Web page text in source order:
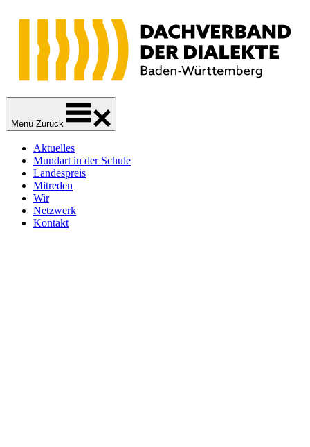
Navigation
Inhalt
Footer
Dachverband der Dialekte Baden-Württemberg
Sprachliche Vielfalt
Menü Zurück
Aktuelles
Mundart in der Schule
Landespreis
Mitreden
Wir
Netzwerk
Kontakt